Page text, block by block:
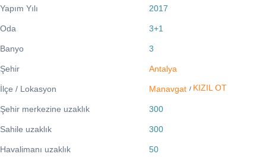
Yapım Yılı 2017
Oda 3+1
Banyo 3
Şehir Antalya
İlçe / Lokasyon Manavgat / KIZIL OT
Şehir merkezine uzaklık 300
Sahile uzaklık 300
Havalimanı uzaklık 50